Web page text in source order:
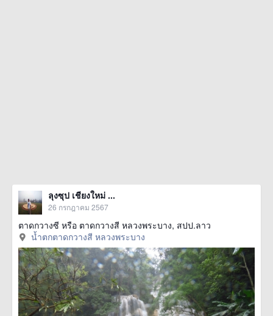
ลุงซุป เชียงใหม่ ...
26 กรกฎาคม 2567
ตาดกวางซี หรือ ตาดกวางสี หลวงพระบาง, สปป.ลาว
น้ำตกตาดกวางสี หลวงพระบาง